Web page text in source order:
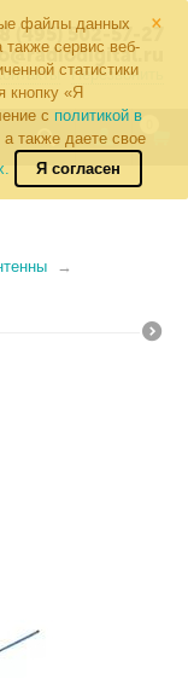
×
файлы данных
сервис веб-
статистики
кнопку «Я
с политикой в
а также даете свое
Я согласен
8 (495) 502-57-27
Перезвонить